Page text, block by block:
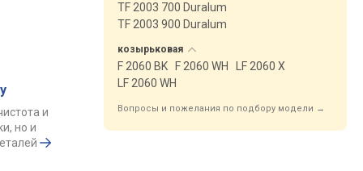
и
но и
TF 2003 700 Duralum
TF 2003 900 Duralum
козырьковая
F 2060 BK F 2060 WH
LF 2060 X
LF 2060 WH
Вопросы и пожелания по подбору модели →